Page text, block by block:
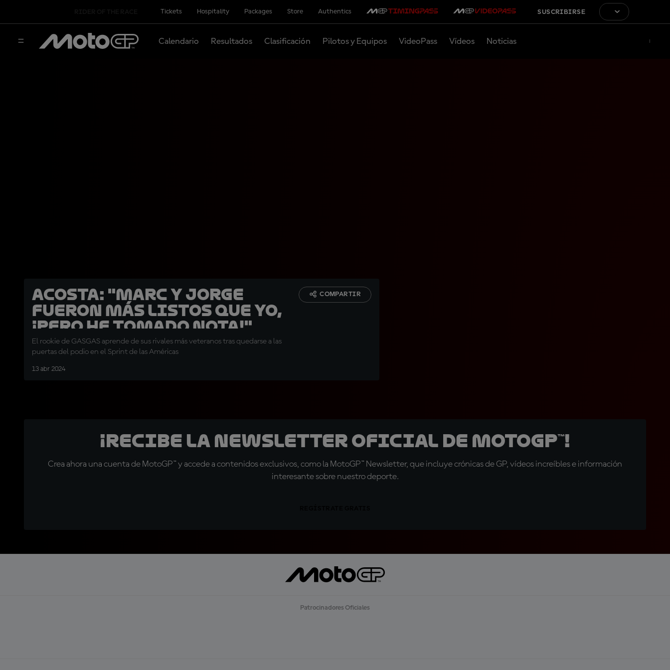
Tickets Hospitality Packages Store Authentics SUSCRIBIRSE
Calendario Resultados Clasificación Pilotos y Equipos VideoPass Vídeos Noticias
Acosta: "Marc y Jorge
fueron más listos que yo,
¡pero he tomado nota!"
El rookie de GASGAS aprende de sus rivales más veteranos tras quedarse a las
puertas del podio en el Sprint de las Américas
13 abr 2024
COMPARTIR
¡Recibe la Newsletter oficial de MotoGP™!
Crea ahora una cuenta de MotoGP™ y accede a contenidos exclusivos, como la MotoGP™ Newsletter, que incluye crónicas de GP, vídeos increíbles e información
interesante sobre nuestro deporte.
Patrocinadores Oficiales